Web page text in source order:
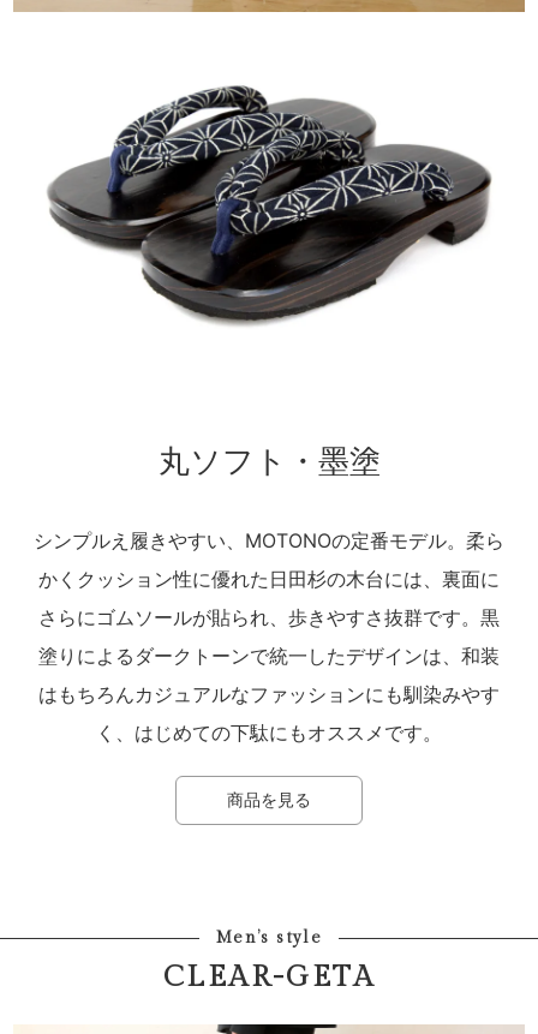
丸ソフト・墨塗
シンプルえ履きやすい、MOTONOの定番モデル。柔ら
かくクッション性に優れた日田杉の木台には、裏面に
さらにゴムソールが貼られ、歩きやすさ抜群です。黒
塗りによるダークトーンで統一したデザインは、和装
はもちろんカジュアルなファッションにも馴染みやす
く、はじめての下駄にもオススメです。
商品を見る
Men’s style
CLEAR-GETA